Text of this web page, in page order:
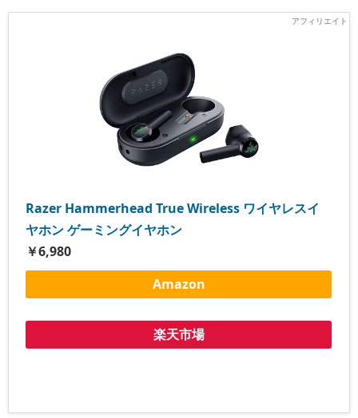
Razer Hammerhead True Wireless ワイヤレスイ
ヤホン ゲーミングイヤホン
￥6,980
Amazon
楽天市場